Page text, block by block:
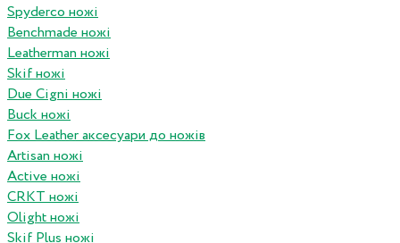
Spyderco ножі
Benchmade ножі
Leatherman ножі
Skif ножі
Due Cigni ножі
Buck ножі
Fox Leather аксесуари до ножів
Artisan ножі
Active ножі
CRKT ножі
Olight ножі
Skif Plus ножі